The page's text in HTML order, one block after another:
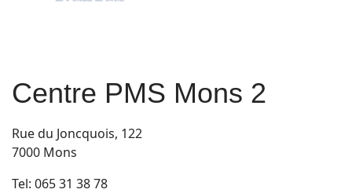
Centre PMS Mons 2
Rue du Joncquois, 122
7000 Mons
Tel: 065 31 38 78